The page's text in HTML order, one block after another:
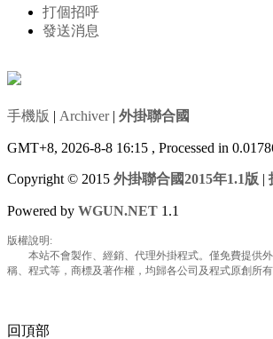
打個招呼
發送消息
手機版 | Archiver| 外掛聯合國
GMT+8, 2026-8-8 16:15 , Processed in
Copyright © 2015 外掛聯合國2015年1.1版 |
Powered by WGUN.NET 1.1
版權說明:
本站不會製作、經銷、代理外掛程式。僅免費提供外
稱、程式等，商標及著作權，均歸各公司及程式原創所
回頂部